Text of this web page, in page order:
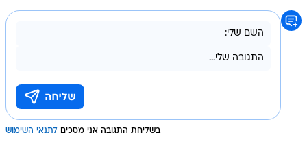
בשליחת התגובה אני מסכים לתנאי השימוש